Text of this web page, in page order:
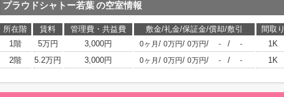
プラウドシャトー若葉の空室情報
所在階 賃料 管理費・共益費 敷金/礼金/保証金/償却/敷引 間取り
1階
5万円 3,000円 0ヶ月 / 0万円/ 0万円/ - / - 1K
2階
5.2万円 3,000円 0ヶ月 / 0万円/ 0万円/ - / - 1K